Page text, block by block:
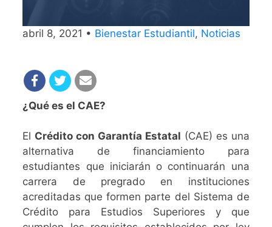
abril 8, 2021 • Bienestar Estudiantil, Noticias
¿Qué es el CAE?
El Crédito con Garantía Estatal (CAE) es una
alternativa de financiamiento para
estudiantes que iniciarán o continuarán una
carrera de pregrado en instituciones
acreditadas que formen parte del Sistema de
Crédito para Estudios Superiores y que